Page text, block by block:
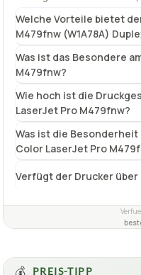
Welche Vorteile bietet
M479fnw (W1A78A)
Was ist das Besondere
M479fnw?
Wie hoch ist die
LaserJet Pro M479fnw?
Was ist die
Color LaserJet Pro
Verfügt der Drucker über
💰 PREIS-TIPP